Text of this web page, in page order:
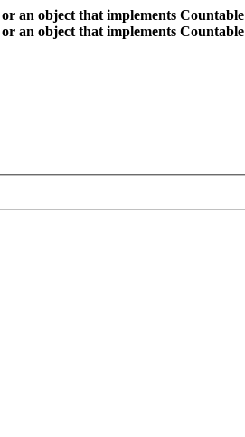
an object that implements Countable
an object that implements Countable